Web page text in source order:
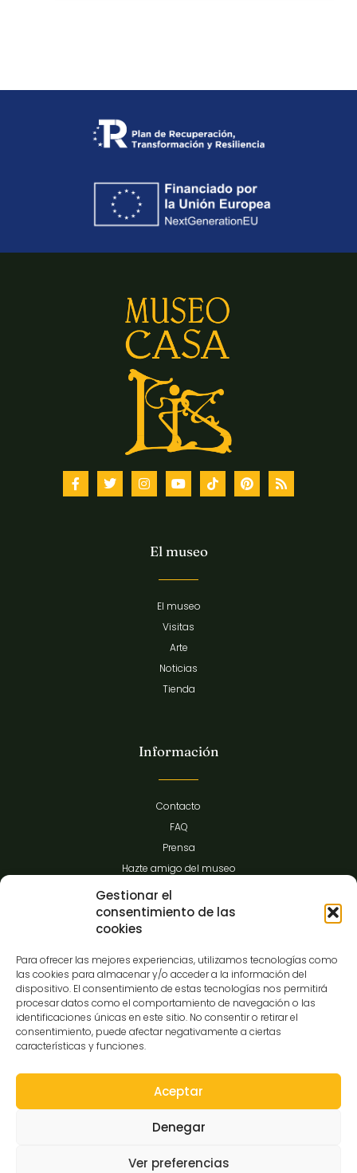
Gestionar el
consentimiento de las
cookies
Para ofrecer las mejores experiencias, utilizamos tecnologías como
las cookies para almacenar y/o acceder a la información del
dispositivo. El consentimiento de estas tecnologías nos permitirá
procesar datos como el comportamiento de navegación o las
identificaciones únicas en este sitio. No consentir o retirar el
consentimiento, puede afectar negativamente a ciertas
características y funciones.
Aceptar
Denegar
Ver preferencias
El museo
El museo
Visitas
Arte
Noticias
Tienda
Información
Contacto
FAQ
Prensa
Hazte amigo del museo
Transparencia
C/Gibraltar,14
37008-Salamanca